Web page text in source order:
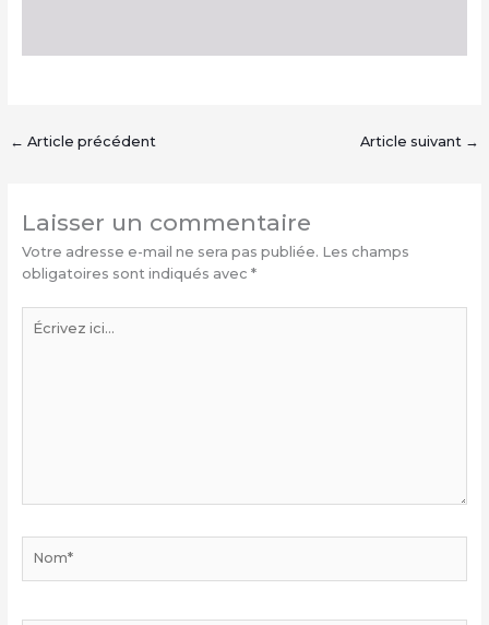
← Article précédent Article suivant →
Laisser un commentaire
Votre adresse e-mail ne sera pas publiée. Les champs
obligatoires sont indiqués avec *
ici…